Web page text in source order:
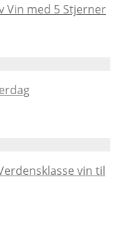
Vin med 5 Stjerner
vin til